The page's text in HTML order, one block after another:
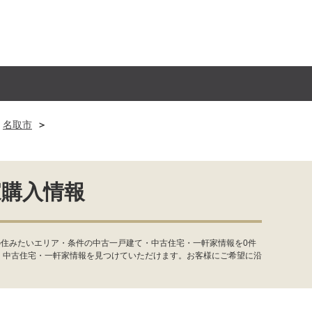
名取市
入情報
みたいエリア・条件の中古一戸建て・中古住宅・一軒家情報を0件
古住宅・一軒家情報を見つけていただけます。お客様にご希望に沿